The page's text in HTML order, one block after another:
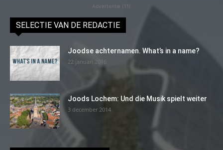
Advertentie (11)
SELECTIE VAN DE REDACTIE
Joodse achternamen. What’s in a name?
22 januari 2016
Joods Lochem: Und die Musik spielt weiter
3 december 2014